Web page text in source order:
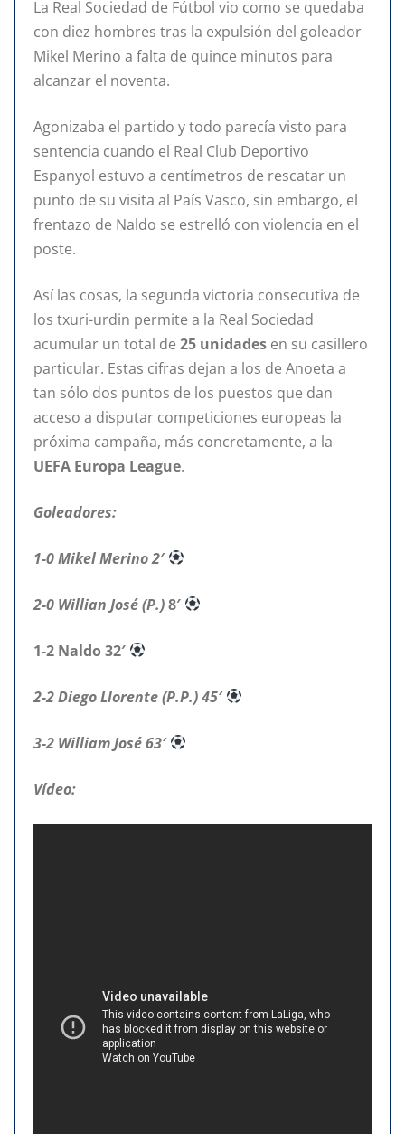
La Real Sociedad de Fútbol vio como se quedaba
con diez hombres tras la expulsión del goleador
Mikel Merino a falta de quince minutos para
alcanzar el noventa.
Agonizaba el partido y todo parecía visto para
sentencia cuando el Real Club Deportivo
Espanyol estuvo a centímetros de rescatar un
punto de su visita al País Vasco, sin embargo, el
frentazo de Naldo se estrelló con violencia en el
poste.
Así las cosas, la segunda victoria consecutiva de
los txuri-urdin permite a la Real Sociedad
acumular un total de 25 unidades en su casillero
particular. Estas cifras dejan a los de Anoeta a
tan sólo dos puntos de los puestos que dan
acceso a disputar competiciones europeas la
próxima campaña, más concretamente, a la
UEFA Europa League.
Goleadores:
1-0 Mikel Merino 2′
2-0 Willian José (P.)8′
1-2 Naldo 32′
2-2 Diego Llorente (P.P.) 45′
3-2 William José 63′
Vídeo: